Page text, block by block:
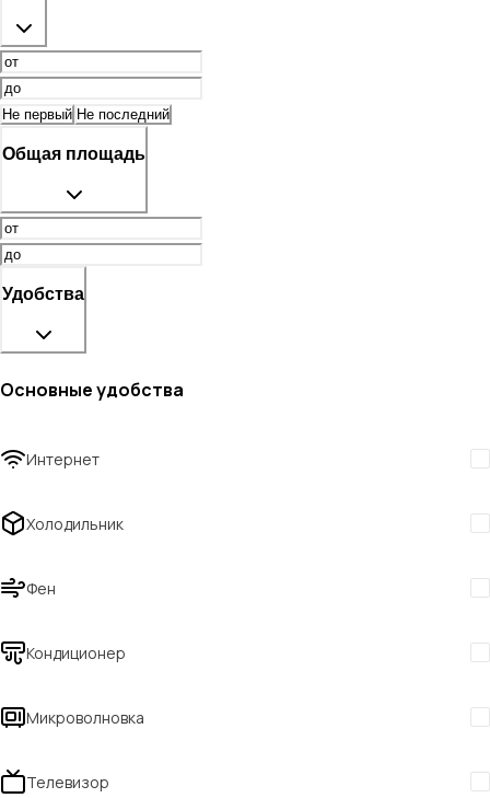
Не первый Не последний
Общая площадь
Удобства
Основные удобства
Интернет
Холодильник
Фен
Кондиционер
Микроволновка
Телевизор